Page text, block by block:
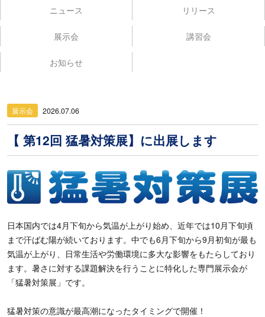
ニュース リリース
展示会 講習会
お知らせ
展示会 2026.07.06
【 第12回 猛暑対策展】に出展します
日本国内では4月下旬から気温が上がり始め、近年では10月下旬頃
まで汗ばむ陽が続いております。中でも6月下旬から9月初旬が最も
気温が上がり、日常生活や労働環境に多大な影響をもたらしており
ます。暑さに対する課題解決を行うことに特化した専門展示会が
「猛暑対策展」です。
猛暑対策の意識が最高潮になったタイミングで開催！